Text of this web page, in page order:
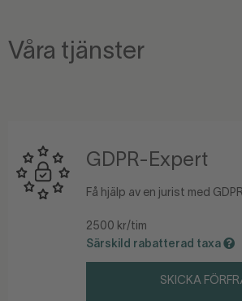
Våra tjänster
GDPR-Expert
Få hjälp av en jurist med
2500 kr/tim
Särskild rabatterad taxa
SKICKA